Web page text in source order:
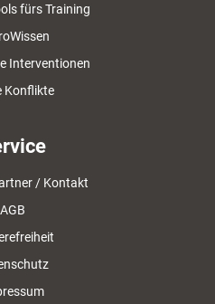
fürs Training
Interventionen
Konflikte
/ Kontakt
AGB